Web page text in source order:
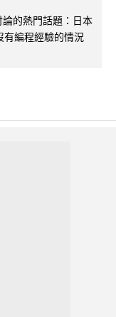
的熱門話題：日本
有編程經驗的情況